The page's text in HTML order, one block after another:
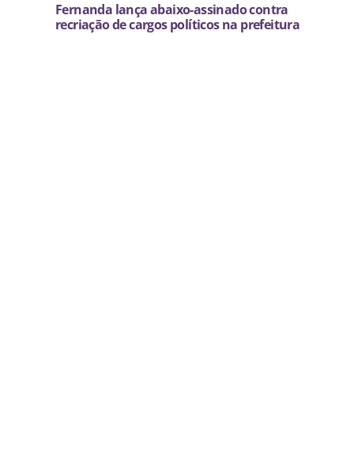
Fernanda lança abaixo-assinado contra
recriação de cargos políticos na prefeitura